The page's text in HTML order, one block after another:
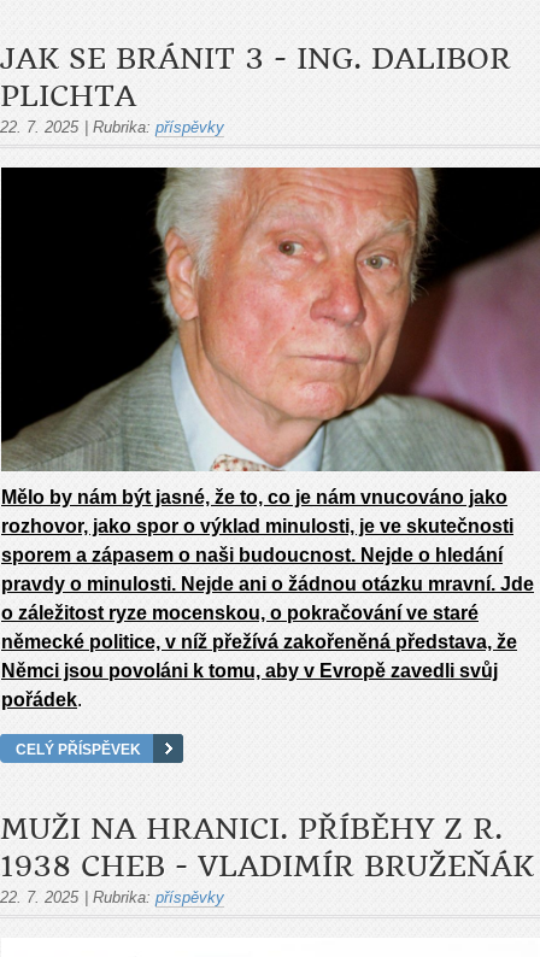
JAK SE BRÁNIT 3 - ING. DALIBOR
PLICHTA
22. 7. 2025 Rubrika: příspěvky
Mělo by nám být jasné, že to, co je nám vnucováno jako
rozhovor, jako spor o výklad minulosti, je ve sku­tečnosti
sporem a zápasem o naši budoucnost. Nejde o hledání
pravdy o minulosti. Nejde ani o žádnou otázku mravní. Jde
o záležitost ryze mocenskou, o po­kračování ve staré
německé politice, v níž přežívá za­kořeněná představa, že
Němci jsou povoláni k tomu, aby v Evropě zavedli svůj
pořádek.
CELÝ PŘÍSPĚVEK
MUŽI NA HRANICI. PŘÍBĚHY Z R.
1938 CHEB - VLADIMÍR BRUŽEŇÁK
22. 7. 2025 | Rubrika: příspěvky